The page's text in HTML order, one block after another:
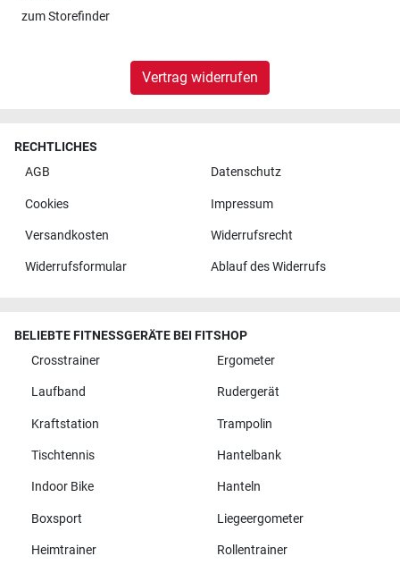
zumStorefinder
Vertrag widerrufen
RECHTLICHES
AGB
Datenschutz
Cookies Impressum
Versandkosten Widerrufsrecht
Widerrufsformular Ablauf des Widerrufs
BELIEBTE FITNESSGERÄTE BEI FITSHOP
Crosstrainer
Ergometer
Laufband Rudergerät
Kraftstation Trampolin
Tischtennis Hantelbank
Indoor Bike Hanteln
Boxsport Liegeergometer
Heimtrainer Rollentrainer